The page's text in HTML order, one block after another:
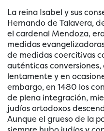
La reina Isabel y sus
Hernando de Talavera,
el cardenal Mendoza,
medidas
de medidas coercitivas
auténticas conversiones,
lentamente y en
embargo, en 1480 los
de plena integración,
judíos ortodoxos
Aunque el grueso de la